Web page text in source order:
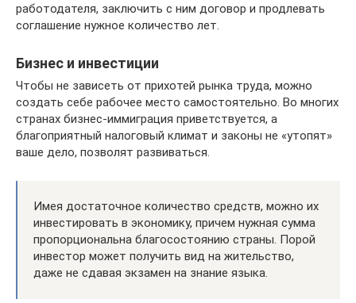
работодателя, заключить с ним договор и продлевать
соглашение нужное количество лет.
Бизнес и инвестиции
Чтобы не зависеть от прихотей рынка труда, можно
создать себе рабочее место самостоятельно. Во многих
странах бизнес-иммиграция приветствуется, а
благоприятный налоговый климат и законы не «утопят»
ваше дело, позволят развиваться.
Имея достаточное количество средств, можно их
инвестировать в экономику, причем нужная сумма
пропорциональна благосостоянию страны. Порой
инвестор может получить вид на жительство,
даже не сдавая экзамен на знание языка.